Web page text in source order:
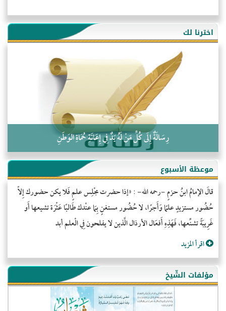
هذه سبيلنا فماذا تنقمون؟!
أُسُـسُ بَـيْـتِ الـمُسْـلِمِ
التَّعْلِيمُ القُرْآنِي
كلمة إلى إخواني السلفيين في الجزائر
اخترنا لك
رِسَالَةٌ إِلَى كُلِّ مَنْ لَهُ يَدٌ فِي إِعَانَةِ حُمَاةِ الوَطَنِ
موعظة الأسبوع
قالَ الإمامُ ابنُ حزمٍ -رحمه الله- : «إذا حضرت مجْلِس علمٍ فَلا يكن حضورك إِلاّ
حُضُور مستزيدٍ علمًا وَأَجرًا، لا حُضُور مستغنٍ بِمَا عنْدك طَالبًا عَثْرَة تشيعها أَو
غَرِيبَةً تشنِّعها، فَهَذِهِ أَفعَال الأرذال الَّذين لا يفلحون فِي الْعلم أبد
اقرأ المزيد
مؤلفات الشّيخ